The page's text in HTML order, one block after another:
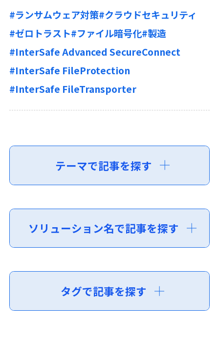
#ランサムウェア対策#クラウドセキュリティ
#ゼロトラスト#ファイル暗号化#製造
#InterSafe Advanced SecureConnect
#InterSafe FileProtection
#InterSafe FileTransporter
テーマで記事を探す
ソリューション名で記事を探す
タグで記事を探す